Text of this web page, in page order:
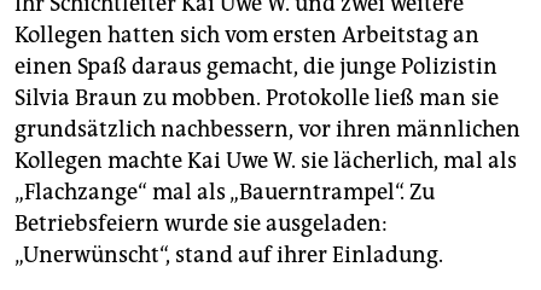
Kollegen hatten sich vom ersten Arbeitstag an
einen Spaß daraus gemacht, die junge Polizistin
Silvia Braun zu mobben. Protokolle ließ man sie
grundsätzlich nachbessern, vor ihren männlichen
Kollegen machte Kai Uwe W. sie lächerlich, mal als
„Flachzange“ mal als „Bauerntrampel“. Zu
Betriebsfeiern wurde sie ausgeladen:
„Unerwünscht“, stand auf ihrer Einladung.